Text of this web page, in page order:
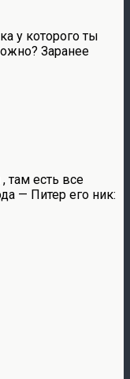
у которого ты
Заранее
там есть все
— Питер его ник: